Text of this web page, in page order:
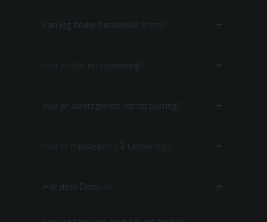
Kan jeg bruke bedøvelse krem?
Hva koster en tatovering?
Hva er aldersgrense for tatovering?
Hva er minstepris på tatovering?
Har dere Drop-in?